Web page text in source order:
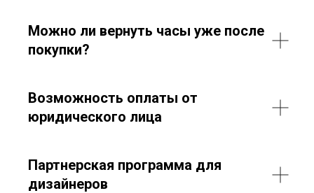
Можно ли вернуть часы уже после
покупки?
Возможность оплаты от
юридического лица
Партнерская программа для
дизайнеров